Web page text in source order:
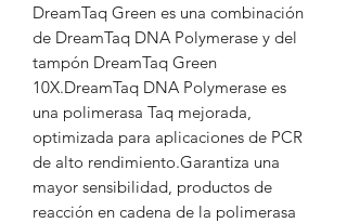
DreamTaq Green es una combinación
de DreamTaq DNA Polymerase y del
tampón DreamTaq Green
10X.DreamTaq DNA Polymerase es
una polimerasa Taq mejorada,
optimizada para aplicaciones de PCR
de alto rendimiento.Garantiza una
mayor sensibilidad, productos de
reacción en cadena de la polimerasa